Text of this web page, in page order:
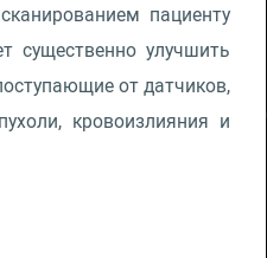
пациенту
существенно улучшить
от датчиков,
кровоизлияния и